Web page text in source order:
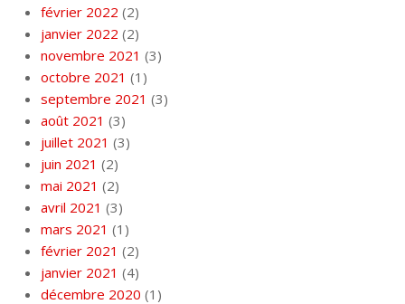
février 2022 (2)
janvier 2022 (2)
novembre 2021 (3)
octobre 2021 (1)
septembre 2021 (3)
août 2021 (3)
juillet 2021 (3)
juin 2021 (2)
mai 2021 (2)
avril 2021 (3)
mars 2021 (1)
février 2021 (2)
janvier 2021 (4)
décembre 2020 (1)